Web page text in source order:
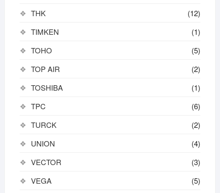
THK
(12)
TIMKEN
(1)
TOHO
(5)
TOP AIR
(2)
TOSHIBA
(1)
TPC
(6)
TURCK
(2)
UNION
(4)
VECTOR
(3)
VEGA
(5)